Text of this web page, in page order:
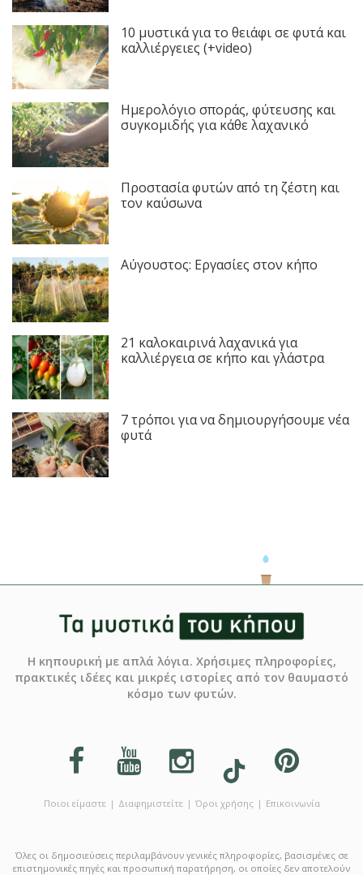
10 μυστικά για το θειάφι σε φυτά και
καλλιέργειες (+video)
Ημερολόγιο σποράς, φύτευσης και
συγκομιδής για κάθε λαχανικό
Προστασία φυτών από τη ζέστη και
τον καύσωνα
Αύγουστος: Εργασίες στον κήπο
21 καλοκαιρινά λαχανικά για
καλλιέργεια σε κήπο και γλάστρα
7 τρόποι για να δημιουργήσουμε νέα
φυτά
Η κηπουρική με απλά λόγια. Χρήσιμες πληροφορίες,
πρακτικές ιδέες και μικρές ιστορίες από τον θαυμαστό
κόσμο των φυτών.
Ποιοι είμαστε Διαφημιστείτε Όροι χρήσης Επικοινωνία
Όλες οι δημοσιεύσεις περιλαμβάνουν γενικές πληροφορίες, βασισμένες σε
επιστημονικές πηγές και προσωπική παρατήρηση, οι οποίες δεν αποτελούν